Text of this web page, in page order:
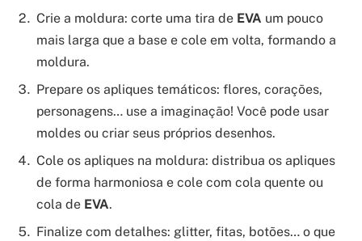
Crie a moldura: corte uma tira de EVA um pouco
mais larga que a base e cole em volta, formando a
moldura.
Prepare os apliques temáticos: flores, corações,
personagens… use a imaginação! Você pode usar
moldes ou criar seus próprios desenhos.
Cole os apliques na moldura: distribua os apliques
de forma harmoniosa e cole com cola quente ou
cola de EVA.
Finalize com detalhes: glitter, fitas, botões… o que